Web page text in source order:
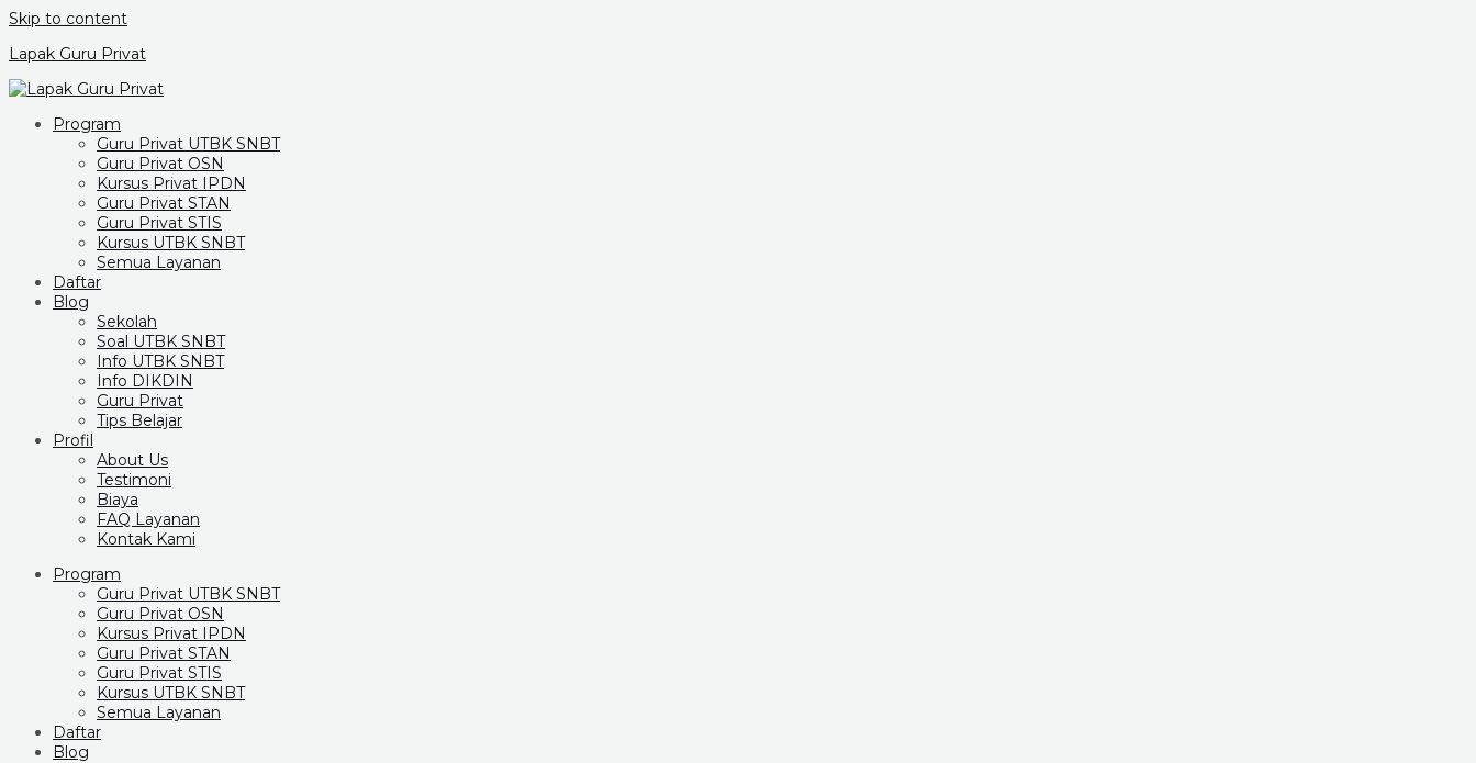
Skip to content
Lapak Guru Privat
Program
Guru Privat UTBK SNBT
Guru Privat OSN
Kursus Privat IPDN
Guru Privat STAN
Guru Privat STIS
Kursus UTBK SNBT
Semua Layanan
Daftar
Blog
Sekolah
Soal UTBK SNBT
Info UTBK SNBT
Info DIKDIN
Guru Privat
Tips Belajar
Profil
About Us
Testimoni
Biaya
FAQ Layanan
Kontak Kami
Program
Guru Privat UTBK SNBT
Guru Privat OSN
Kursus Privat IPDN
Guru Privat STAN
Guru Privat STIS
Kursus UTBK SNBT
Semua Layanan
Daftar
Blog